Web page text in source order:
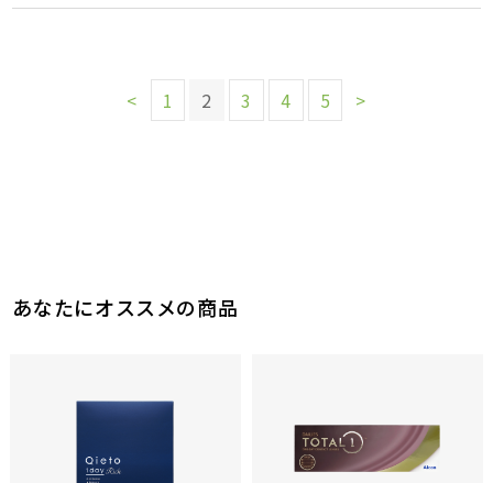
< 1 2 3 4 5 >
あなたにオススメの商品